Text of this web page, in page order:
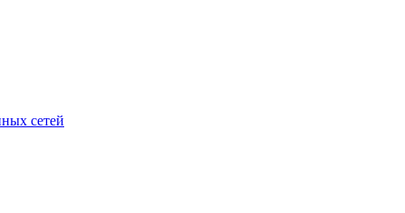
сетей